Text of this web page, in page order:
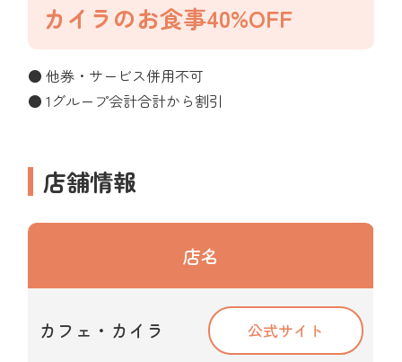
カイラのお食事40%OFF
● 他券・サービス併用不可
● 1グループ会計合計から割引
店舗情報
店名
カフェ・カイラ 公式サイト